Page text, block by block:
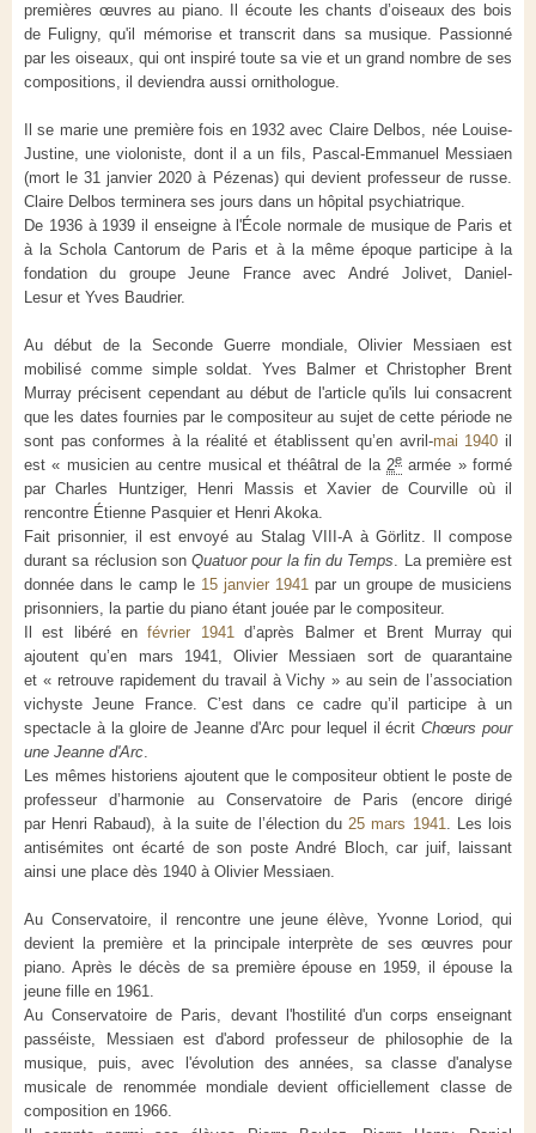
premières œuvres au piano. Il écoute les chants d’oiseaux des bois
de Fuligny, qu'il mémorise et transcrit dans sa musique. Passionné
par les oiseaux, qui ont inspiré toute sa vie et un grand nombre de ses
compositions, il deviendra aussi ornithologue.
Il se marie une première fois en 1932 avec Claire Delbos, née Louise-
Justine, une violoniste, dont il a un fils, Pascal-Emmanuel Messiaen
(mort le 31 janvier 2020 à Pézenas) qui devient professeur de russe.
Claire Delbos terminera ses jours dans un hôpital psychiatrique.
De 1936 à 1939 il enseigne à l'École normale de musique de Paris et
à la Schola Cantorum de Paris et à la même époque participe à la
fondation du groupe Jeune France avec André Jolivet, Daniel-
Lesur et Yves Baudrier.
Au début de la Seconde Guerre mondiale, Olivier Messiaen est
mobilisé comme simple soldat. Yves Balmer et Christopher Brent
Murray précisent cependant au début de l'article qu'ils lui consacrent
que les dates fournies par le compositeur au sujet de cette période ne
sont pas conformes à la réalité et établissent qu’en avril-mai 1940 il
est « musicien au centre musical et théâtral de la2e armée » formé
par Charles Huntziger, Henri Massis et Xavier de Courville où il
rencontre Étienne Pasquier et Henri Akoka.
Fait prisonnier, il est envoyé au Stalag VIII-A à Görlitz. Il compose
durant sa réclusion son Quatuor pour la fin du Temps. La première est
donnée dans le camp le 15 janvier 1941 par un groupe de musiciens
prisonniers, la partie du piano étant jouée par le compositeur.
Il est libéré enfévrier 1941d’après Balmer et Brent Murray qui
ajoutent qu’en mars 1941, Olivier Messiaen sort de quarantaine
et « retrouve rapidement du travail à Vichy » au sein de l’association
vichyste Jeune France. C’est dans ce cadre qu’il participe à un
spectacle à la gloire de Jeanne d'Arc pour lequel il écritChœurs pour
une Jeanne d'Arc.
Les mêmes historiens ajoutent que le compositeur obtient le poste de
professeur d’harmonie au Conservatoire de Paris (encore dirigé
par Henri Rabaud), à la suite de l’élection du25 mars 1941. Les lois
antisémites ont écarté de son poste André Bloch, car juif, laissant
ainsi une place dès 1940 à Olivier Messiaen.
Au Conservatoire, il rencontre une jeune élève, Yvonne Loriod, qui
devient la première et la principale interprète de ses œuvres pour
piano. Après le décès de sa première épouse en 1959, il épouse la
jeune fille en 1961.
Au Conservatoire de Paris, devant l'hostilité d'un corps enseignant
passéiste, Messiaen est d'abord professeur de philosophie de la
musique, puis, avec l'évolution des années, sa classe d'analyse
musicale de renommée mondiale devient officiellement classe de
composition en 1966.